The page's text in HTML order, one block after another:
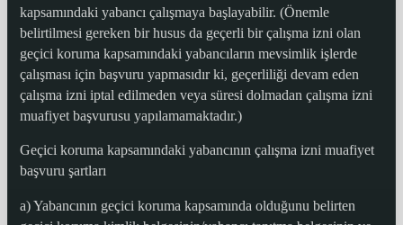
kapsamındaki yabancı çalışmaya başlayabilir. (Önemle
belirtilmesi gereken bir husus da geçerli bir çalışma izni olan
geçici koruma kapsamındaki yabancıların mevsimlik işlerde
çalışması için başvuru yapmasıdır ki, geçerliliği devam eden
çalışma izni iptal edilmeden veya süresi dolmadan çalışma izni
muafiyet başvurusu yapılamamaktadır.)
Geçici koruma kapsamındaki yabancının çalışma izni muafiyet
başvuru şartları
a) Yabancının geçici koruma kapsamında olduğunu belirten